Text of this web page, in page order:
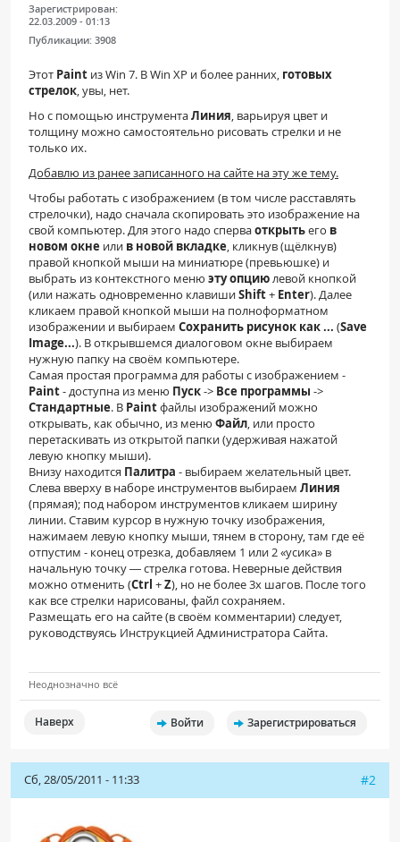
Зарегистрирован:
22.03.2009 - 01:13
Публикации: 3908
Этот Paint изWin 7. ВWin XP и более ранних, готовых
стрелок, увы, нет.
Но с помощью инструментаЛиния, варьируя цвет и
толщину можно самостоятельно рисовать стрелки и не
только их.
Добавлю из ранее записанного на сайте на эту же тему.
Чтобы работать с изображением (в том числе расставлять
стрелочки), надо сначала скопировать это изображение на
свой компьютер. Для этого надо сперваоткрытьего в
новом окне или в новой вкладке, кликнув (щёлкнув)
правой кнопкой мыши на миниатюре (превьюшке) и
выбрать из контекстного меню эту опциюлевой кнопкой
(или нажать одновременно клавишиShift+ Enter). Далее
кликаем правой кнопкой мыши на полноформатном
изображении и выбираем Сохранить рисунок как ... (Save
Image...). В открывшемся диалоговом окне выбираем
нужную папку на своём компьютере.
Самая простая программа для работы с изображением -
Paint- доступна из меню Пуск-> Все программы ->
Стандартные. В Paintфайлы изображений можно
открывать, как обычно, из меню Файл, или просто
перетаскивать из открытой папки (удерживая нажатой
левую кнопку мыши).
Внизу находится Палитра - выбираем желательный цвет.
Слева вверху в наборе инструментов выбираем Линия
(прямая); под набором инструментов кликаем ширину
линии. Ставим курсор в нужную точку изображения,
нажимаем левую кнопку мыши, тянем в сторону, там где её
отпустим - конец отрезка, добавляем 1 или 2 «усика» в
начальную точку ― стрелка готова. Неверные действия
можно отменить (Ctrl +Z), но не более 3х шагов. После того
как все стрелки нарисованы, файл сохраняем.
Размещать его на сайте (в своём комментарии) следует,
руководствуясь Инструкцией Администратора Сайта.
Неоднозначно всё
Наверх Войти Зарегистрироваться
Сб, 28/05/2011 - 11:33 #2